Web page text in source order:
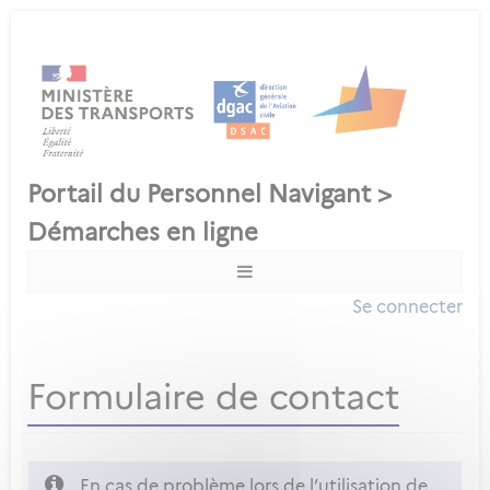
Se connecter
Formulaire de contact